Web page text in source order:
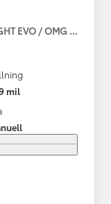
EVO / OMG LEV!
mil